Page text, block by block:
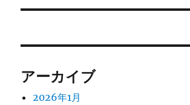
ン
稿:
アーカイブ
2026年1月